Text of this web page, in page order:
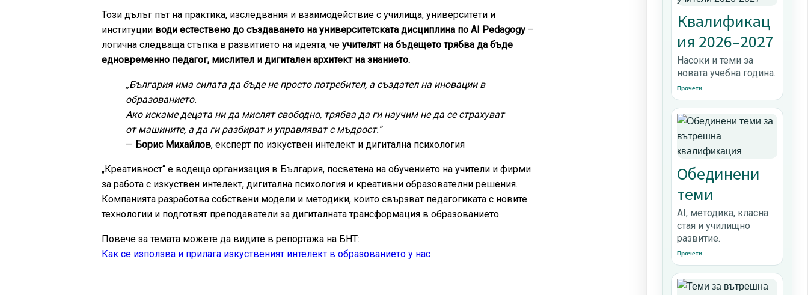
Този дълъг път на практика, изследвания и взаимодействие с училища, университети и
институции води естествено до създаването на университетската дисциплина по AI Pedagogy –
логична следваща стъпка в развитието на идеята, чеучителят на бъдещето трябва да бъде
едновременно педагог, мислител и дигитален архитект на знанието.
„България има силата да бъде не просто потребител, а създател на иновации в
образованието.
Ако искаме децата ни да мислят свободно, трябва да ги научим не да се страхуват
от машините, а да ги разбират и управляват с мъдрост.“
— Борис Михайлов, експерт по изкуствен интелект и дигитална психология
„Креативност“ е водеща организация в България, посветена на обучението на учители и фирми
за работа с изкуствен интелект, дигитална психология и креативни образователни решения.
Компанията разработва собствени модели и методики, които свързват педагогиката с новите
технологии и подготвят преподаватели за дигиталната трансформация в образованието.
Повече за темата можете да видите в репортажа на БНТ:
Как се използва и прилага изкуственият интелект в образованието у нас
Квалификац
ия 2026–2027
Насоки и теми за
новата учебна година.
Прочети
Обединени
теми
AI, методика, класна
стая и училищно
развитие.
Прочети